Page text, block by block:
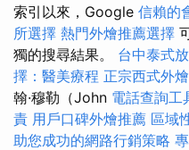
索引以來，Google 信賴的
所選擇 熱門外燴推薦選擇
獨的搜尋結果。 台中泰式
擇：醫美療程 正宗西式外
翰·穆勒（John 電話查詢工
責 用戶口碑外燴推薦 區域
助您成功的網路行銷策略